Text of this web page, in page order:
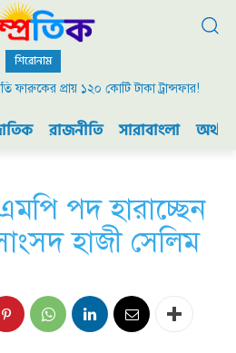
শিরোনাম
ফারুকের প্রায় ১২০ কোটি টাকা ট্রান্সফার!
রাজনীতি সারাবাংলা
পদ হারাচ্ছেন
হাজী সেলিম